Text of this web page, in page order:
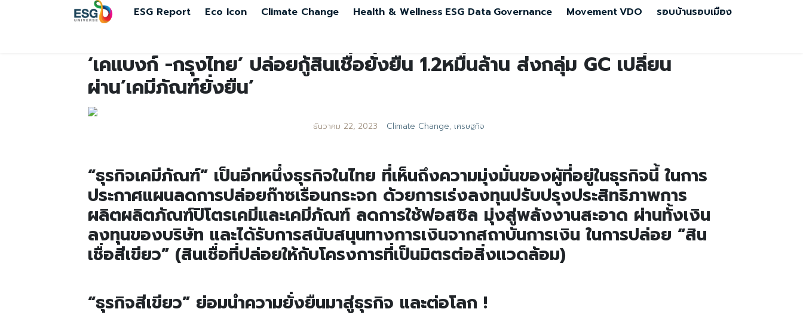
ESG Report Eco Icon Climate Change Health & Wellness ESG Data Governance MovementVDO รอบบ้านรอบเมือง
‘เคแบงก์ -กรุงไทย’ ปล่อยกู้สินเชื่อยั่งยืน 1.2หมื่นล้าน ส่งกลุ่ม GC เปลี่ยน
ผ่าน’เคมีภัณฑ์ยั่งยืน’
ธันวาคม 22, 2023 Climate Change, เศรษฐกิจ
“ธุรกิจเคมีภัณฑ์” เป็นอีกหนึ่งธุรกิจในไทย ที่เห็นถึงความมุ่งมั่นของผู้ที่อยู่ในธุรกิจนี้ ในการ
ประกาศแผนลดการปล่อยก๊าซเรือนกระจก ด้วยการเร่งลงทุนปรับปรุงประสิทธิภาพการ
ผลิตผลิตภัณฑ์ปิโตรเคมีและเคมีภัณฑ์ ลดการใช้ฟอสซิล มุ่งสู่พลังงานสะอาด ผ่านทั้งเงิน
ลงทุนของบริษัท และได้รับการสนับสนุนทางการเงินจากสถาบันการเงิน ในการปล่อย “สิน
เชื่อสีเขียว” (สินเชื่อที่ปล่อยให้กับโครงการที่เป็นมิตรต่อสิ่งแวดล้อม)
“ธุรกิจสีเขียว” ย่อมนำความยั่งยืนมาสู่ธุรกิจ และต่อโลก !